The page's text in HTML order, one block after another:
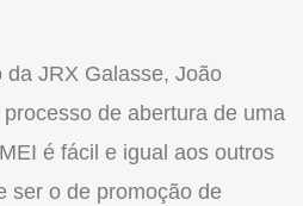
da JRX Galasse, João
de abertura de uma
é fácil e igual aos outros
ser o de promoção de